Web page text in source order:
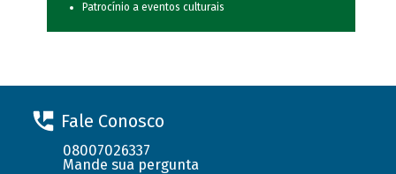
Patrocínio a eventos culturais
Fale Conosco
08007026337
Mande sua pergunta